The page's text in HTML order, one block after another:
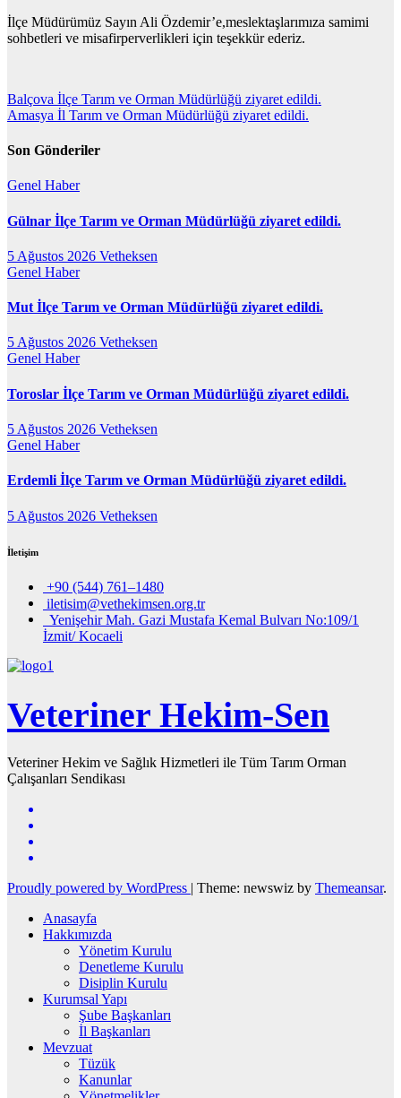
İlçe Müdürümüz Sayın Ali Özdemir’e,meslektaşlarımıza samimi
sohbetleri ve misafirperverlikleri için teşekkür ederiz.
Yazı
gezinmesi
Balçova İlçe Tarım ve Orman Müdürlüğü ziyaret edildi.
Amasya İl Tarım ve Orman Müdürlüğü ziyaret edildi.
Son Gönderiler
Genel Haber
Gülnar İlçe Tarım ve Orman Müdürlüğü ziyaret edildi.
5 Ağustos 2026 Vetheksen
Genel Haber
Mut İlçe Tarım ve Orman Müdürlüğü ziyaret edildi.
5 Ağustos 2026 Vetheksen
Genel Haber
Toroslar İlçe Tarım ve Orman Müdürlüğü ziyaret edildi.
5 Ağustos 2026 Vetheksen
Genel Haber
Erdemli İlçe Tarım ve Orman Müdürlüğü ziyaret edildi.
5 Ağustos 2026 Vetheksen
İletişim
+90 (544) 761–1480
iletisim@vethekimsen.org.tr
Yenişehir Mah. Gazi Mustafa Kemal Bulvarı No:109/1
İzmit/ Kocaeli
Veteriner Hekim-Sen
Veteriner Hekim ve Sağlık Hizmetleri ile Tüm Tarım Orman
Çalışanları Sendikası
Proudly powered by WordPress | Theme: newswiz by Themeansar.
Anasayfa
Hakkımızda
Yönetim Kurulu
Denetleme Kurulu
Disiplin Kurulu
Kurumsal Yapı
Şube Başkanları
İl Başkanları
Mevzuat
Tüzük
Kanunlar